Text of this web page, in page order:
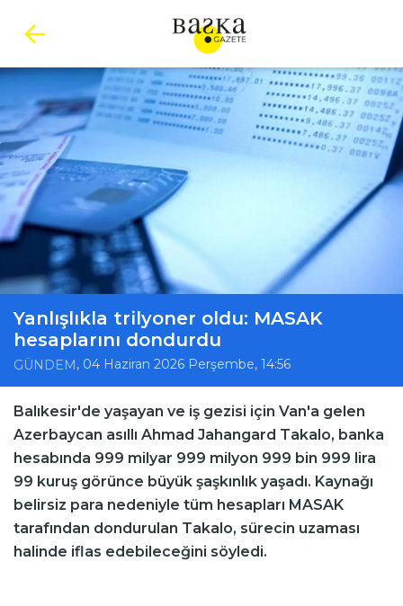
Yanlışlıkla trilyoner oldu: MASAK
hesaplarını dondurdu
GÜNDEM , 04 Haziran 2026 Perşembe, 14:56
Balıkesir'de yaşayan ve iş gezisi için Van'a gelen
Azerbaycan asıllı Ahmad Jahangard Takalo, banka
hesabında 999 milyar 999 milyon 999 bin 999 lira
99 kuruş görünce büyük şaşkınlık yaşadı. Kaynağı
belirsiz para nedeniyle tüm hesapları MASAK
tarafından dondurulan Takalo, sürecin uzaması
halinde iflas edebileceğini söyledi.